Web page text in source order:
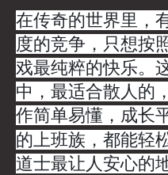
在传奇的世界里，
度的竞争，只想按
戏最纯粹的快乐。
中，最适合散人的
作简单易懂，成长
的上班族，都能轻
道士最让人安心的